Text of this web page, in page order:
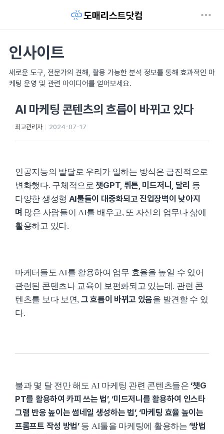
인사이트
새로운 도구, 전문가의 견해, 활용 가능한 분석 정보를 통해 효과적인 마
케팅 운영 및 관련 아이디어를 얻어보세요.
AI 마케팅 콘텐츠의 흐름이 바뀌고 있다
최고관리자 2024-07-17
인공지능의 발달로 우리가 일하는 방식은 급진적으로
변화했다. 구체적으로챗GPT, 뤼튼, 미드저니, 달리 등
다양한 생성형 AI툴들이 대중화되고 진입장벽이 낮아지
며 많은 사람들이 AI를 배우고, 또 자신의 업무나 삶에
활용하고 있다.
마케터들도 AI를 활용하여 업무 효율을 높일 수 있어
관련된 콘텐츠나 교육이 보편화되고 있는데. 관련 콘
텐츠를 보다 보면, 그 흐름이 바뀌고 있음을 발견할 수 있
다.
불과 몇 달 전만 해도 AI 마케팅 관련 콘텐츠들은 ‘챗G
PT를 활용하여 카피 쓰는 법’, ‘미드저니를 활용하여 인스타
그램 반응 높이는 썸네일 생성하는 법’, ‘마케팅 효율 높이는
프롬프트 작성 방법’등 AI툴을 마케팅에 활용하는 ‘방법